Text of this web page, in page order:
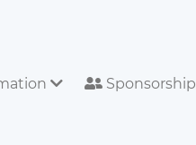
Sponsorship